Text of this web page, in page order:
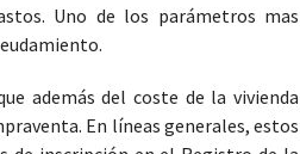
Uno de los parámetros mas
además del coste de la vivienda
En líneas generales, estos